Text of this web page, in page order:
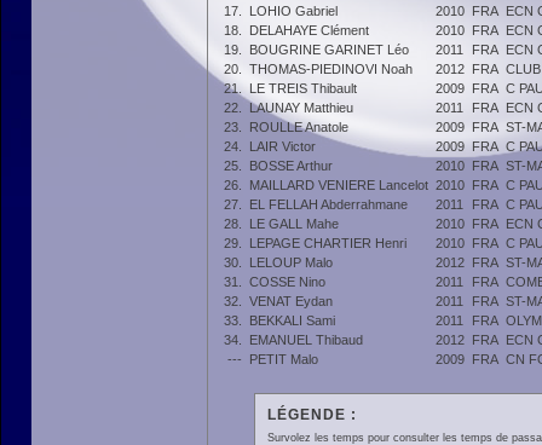
17.
LOHIO Gabriel 2010 FRA ECN
18.
DELAHAYE Clément 2010 FRA ECN
19.
BOUGRINE GARINET Léo 2011 FRA ECN
20.
THOMAS-PIEDINOVI Noah 2012 FRA
21.
LE TREIS Thibault 2009 FRA C
22.
LAUNAY Matthieu 2011 FRA ECN
23.
ROULLE Anatole 2009 FRA ST-
24.
LAIR Victor 2009 FRA C
25.
BOSSE Arthur 2010 FRA ST-
26.
MAILLARD VENIERE Lancelot 2010 FRA C
27.
EL FELLAH Abderrahmane 2011 FRA C
28.
LE GALL Mahe 2010 FRA ECN
29.
LEPAGE CHARTIER Henri 2010 FRA C
30.
LELOUP Malo 2012 FRA ST-
31.
COSSE Nino 2011 FRA
32.
VENAT Eydan 2011 FRA ST-
33.
BEKKALI Sami 2011 FRA
34.
EMANUEL Thibaud 2012 FRA ECN
---
PETIT Malo 2009 FRA CN
LÉGENDE :
Survolez les temps pour consulter les temps de